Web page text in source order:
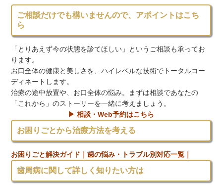
ご相談だけでも構いませんので、アポイントはこち
ら
「とりあえず今の状態を診てほしい」というご相談も承ってお
ります。
お口全体の健康と美しさを、ハイレベルな技術でトータルコー
ディネートします。
治療の途中放置や、お口全体の悩み。まずは相談であなたの
「これから」のストーリーを一緒に考えましょう。
▶ 相談・Web予約はこちら
お困りごとから治療方法を考える
お困りごと解決ガイド｜歯の悩み・トラブル別対応一覧｜
歯周病に関して詳しく知りたい方は